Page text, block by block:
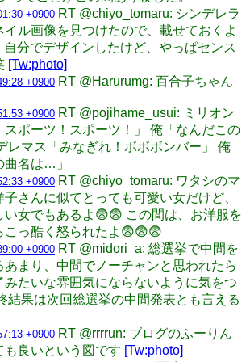
+0900 RT @chiyo_tomaru: シンデレラ
イル画像を見つけたので、載せておくよ
自分でデザインしたけど、やっぱセンス
[Tw:photo]
+0900 RT @Harurumg: 百合子ちゃん
+0900 RT @pojihame_usui: ミリオン
スポーツ！スポーツ！」 俺「なんだこの
レマス「みなぎれ！ボボボンバー」 俺
曲名は…」
+0900 RT @chiyo_tomaru: ワタシのマ
さんに似てとっても可愛い女だけど、
い女でもあるよ😨😨 この間は、お洋服を
こっ酷く怒られたよ😨😨😨
+0900 RT @midori_a: 総選挙で中間を
あまり、中間でノーチャンと思われたら
みたいな雰囲気にならないように気をつ
結果は次回総選挙の中間発表とも言える
+0900 RT @rrrrun: ブログのふーりん
も良いという図です [Tw:photo]